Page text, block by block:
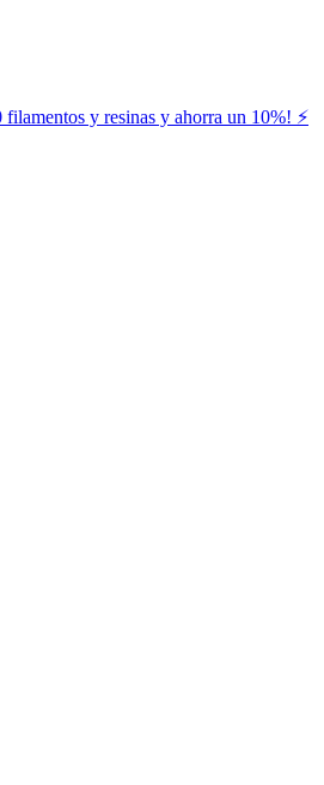
filamentos y resinas y ahorra un 10%! ⚡️